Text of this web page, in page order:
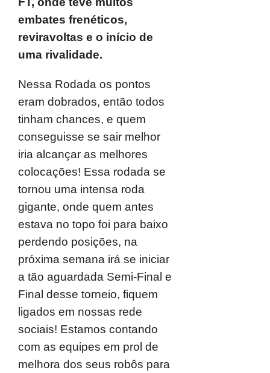
embates frenéticos,
reviravoltas e o início de
uma rivalidade.
Nessa Rodada os pontos
eram dobrados, então todos
tinham chances, e quem
conseguisse se sair melhor
iria alcançar as melhores
colocações! Essa rodada se
tornou uma intensa roda
gigante, onde quem antes
estava no topo foi para baixo
perdendo posições, na
próxima semana irá se iniciar
a tão aguardada Semi-Final e
Final desse torneio, fiquem
ligados em nossas rede
sociais! Estamos contando
com as equipes em prol de
melhora dos seus robôs para